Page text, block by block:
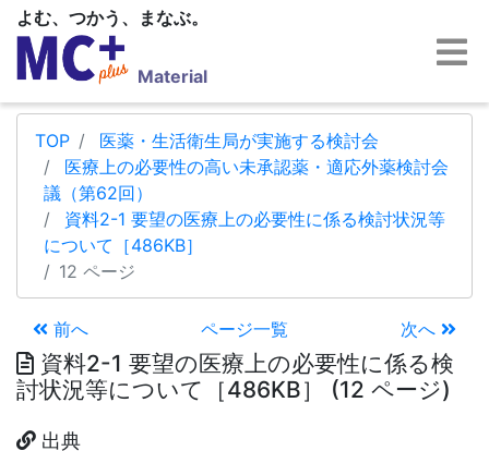
よむ、つかう、まなぶ。
Material
TOP
医薬・生活衛生局が実施する検討会
医療上の必要性の高い未承認薬・適応外薬検討会
議（第62回）
資料2-1 要望の医療上の必要性に係る検討状況等
について［486KB］
12 ページ
前へ ページ一覧 次へ
資料2-1 要望の医療上の必要性に係る検
討状況等について［486KB］ (12 ページ)
出典